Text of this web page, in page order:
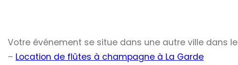
Votre événement se situe dans une autre ville dans le
– Location de flûtes à champagne à La Garde